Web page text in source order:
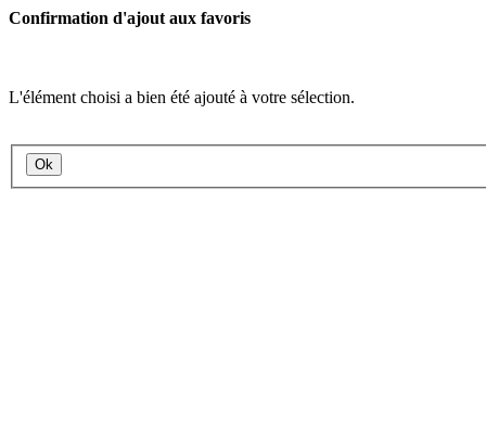
Confirmation d'ajout aux favoris
L'élément choisi a bien été ajouté à votre sélection.